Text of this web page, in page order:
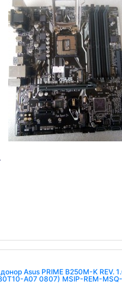
Asus PRIME B250M-K REV.
A07 0807) MSIP-REM-